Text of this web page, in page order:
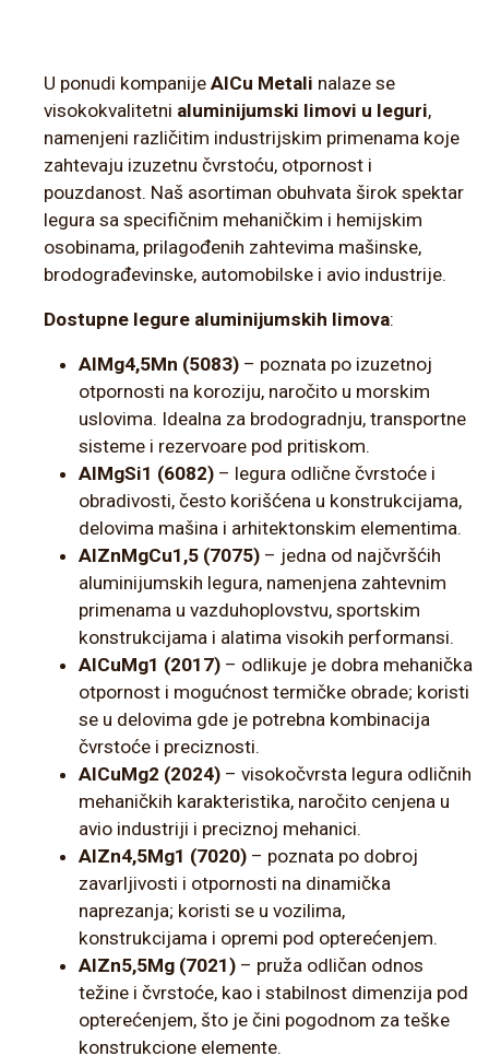
U ponudi kompanije AlCu Metali nalaze se
visokokvalitetni aluminijumski limovi u leguri,
namenjeni različitim industrijskim primenama koje
zahtevaju izuzetnu čvrstoću, otpornost i
pouzdanost. Naš asortiman obuhvata širok spektar
legura sa specifičnim mehaničkim i hemijskim
osobinama, prilagođenih zahtevima mašinske,
brodograđevinske, automobilske i avio industrije.
Dostupne legure aluminijumskih limova:
AlMg4,5Mn (5083) – poznata po izuzetnoj
otpornosti na koroziju, naročito u morskim
uslovima. Idealna za brodogradnju, transportne
sisteme i rezervoare pod pritiskom.
AlMgSi1 (6082) – legura odlične čvrstoće i
obradivosti, često korišćena u konstrukcijama,
delovima mašina i arhitektonskim elementima.
AlZnMgCu1,5 (7075) – jedna od najčvršćih
aluminijumskih legura, namenjena zahtevnim
primenama u vazduhoplovstvu, sportskim
konstrukcijama i alatima visokih performansi.
AlCuMg1 (2017) – odlikuje je dobra mehanička
otpornost i mogućnost termičke obrade; koristi
se u delovima gde je potrebna kombinacija
čvrstoće i preciznosti.
AlCuMg2 (2024) – visokočvrsta legura odličnih
mehaničkih karakteristika, naročito cenjena u
avio industriji i preciznoj mehanici.
AlZn4,5Mg1 (7020) – poznata po dobroj
zavarljivosti i otpornosti na dinamička
naprezanja; koristi se u vozilima,
konstrukcijama i opremi pod opterećenjem.
AlZn5,5Mg (7021) – pruža odličan odnos
težine i čvrstoće, kao i stabilnost dimenzija pod
opterećenjem, što je čini pogodnom za teške
konstrukcione elemente.